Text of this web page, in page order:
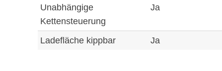
Unabhängige
Kettensteuerung
Ja
Ladefläche kippbar Ja